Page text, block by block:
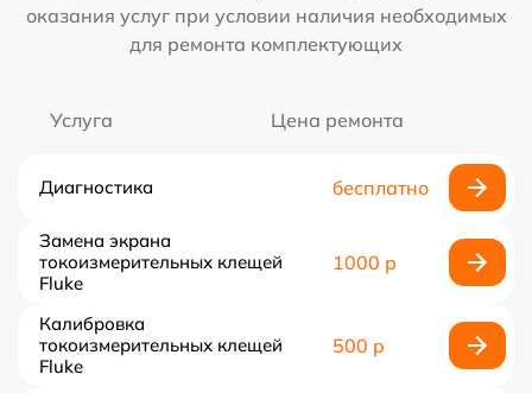
оказания услуг при условии наличия необходимых
для ремонта комплектующих
Услуга Цена ремонта
Диагностика бесплатно
Замена экрана
токоизмерительных клещей
Fluke
1000 р
Калибровка
токоизмерительных клещей
Fluke
500 р